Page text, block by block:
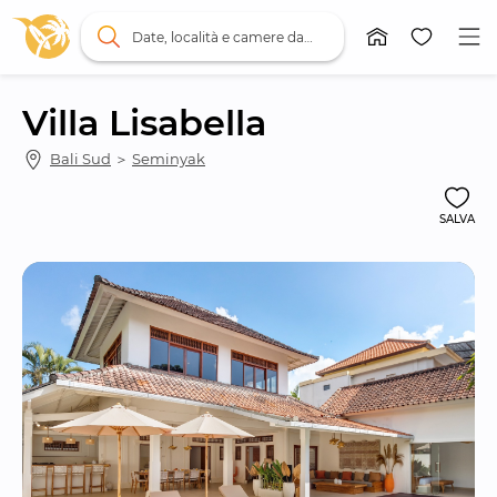
Villa Lisabella
Bali Sud ＞ Seminyak
SALVA